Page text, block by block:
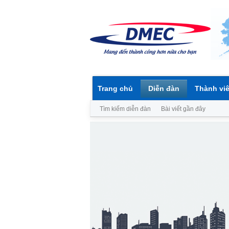
Trang chủ Diễn đàn
Tìm kiếm diễn đàn Bài viết gần đây
Thành